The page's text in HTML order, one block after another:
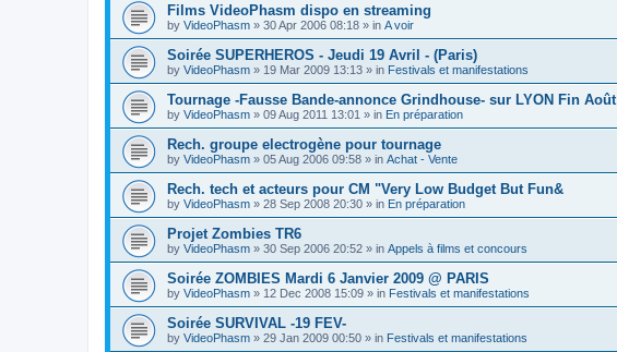
Films VideoPhasm dispo en streaming
by VideoPhasm » 30 Apr 2006 08:18 » in A voir
Soirée SUPERHEROS - Jeudi 19 Avril - (Paris)
by VideoPhasm » 19 Mar 2009 13:13 » in Festivals et manifestations
Tournage -Fausse Bande-annonce Grindhouse- sur LYON Fin Août
by VideoPhasm » 09 Aug 2011 13:01 » in En préparation
Rech. groupe electrogène pour tournage
by VideoPhasm » 05 Aug 2006 09:58 » in Achat - Vente
Rech. tech et acteurs pour CM "Very Low Budget But Fun&
by VideoPhasm » 28 Sep 2008 20:30 » in En préparation
Projet Zombies TR6
by VideoPhasm » 30 Sep 2006 20:52 » in Appels à films et concours
Soirée ZOMBIES Mardi 6 Janvier 2009 @ PARIS
by VideoPhasm » 12 Dec 2008 15:09 » in Festivals et manifestations
Soirée SURVIVAL -19 FEV-
by VideoPhasm » 29 Jan 2009 00:50 » in Festivals et manifestations